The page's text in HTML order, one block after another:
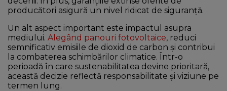
producători asigură un nivel ridicat de siguranță.
Un alt aspect important este impactul asupra
mediului. Alegând panouri fotovoltaice, reduci
semnificativ emisiile de dioxid de carbon și contribui
la combaterea schimbărilor climatice. Într-o
perioadă în care sustenabilitatea devine prioritară,
această decizie reflectă responsabilitate și viziune pe
termen lung.